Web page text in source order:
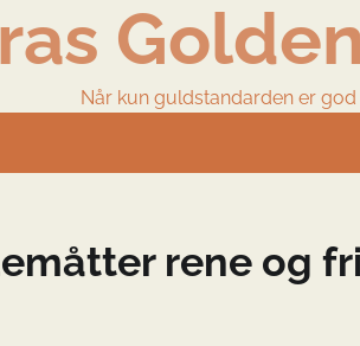
Når kun guldstandarden er god
rene og